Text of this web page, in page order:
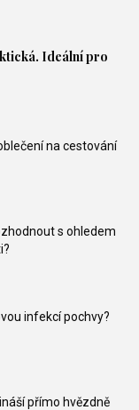
Ideální pro
na cestování
s ohledem
infekcí pochvy?
přímo hvězdně